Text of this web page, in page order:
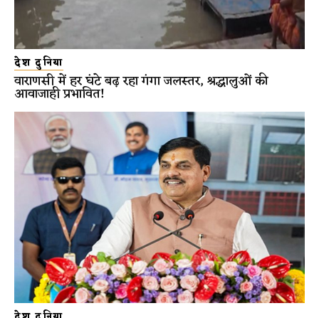
देश दुनिया
वाराणसी में हर घंटे बढ़ रहा गंगा जलस्तर, श्रद्धालुओं की
आवाजाही प्रभावित!